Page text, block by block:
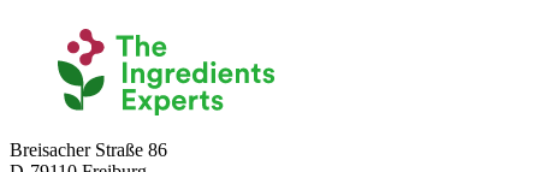
Breisacher Straße 86